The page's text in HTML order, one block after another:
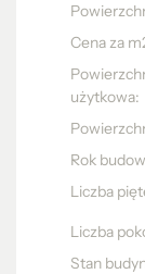
Cena za
użytkowa:
Rok
Liczba
Liczba
Stan